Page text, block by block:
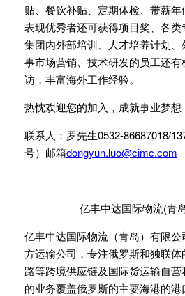
贴、餐饮补贴、定期体检、带薪
表现优秀者还可获得项目奖、各
集团内外部培训、人才培养计划
事市场营销、技术研发的员工还
访，丰富海外工作经验。
热忱欢迎您的加入，成就事业梦想
联系人：罗先生0532-86687018/
号）邮箱dongyun.luo@cimc.com
亿丰中达国际物流(青
亿丰中达国际物流（青岛）有限
方运输公司，专注俄罗斯和独联
路等跨境供应链及国际货运输自
的业务覆盖俄罗斯的主要海港的